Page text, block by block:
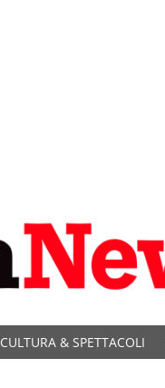
CULTURA & SPETTACOLI